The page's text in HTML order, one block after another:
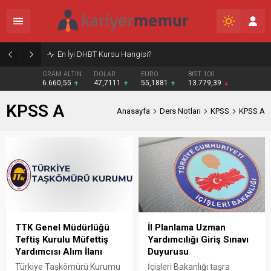
En İyi DHBT Kursu Hangisi?
GRAM ALTIN
6.660,55
DOLAR
47,7111
EURO
55,1881
BIST 100
13.779,39
KPSS A Anasayfa Ders Notları KPSS KPSS A
TTK Genel Müdürlüğü
Teftiş Kurulu Müfettiş
Yardımcısı Alım İlanı
Türkiye Taşkömürü Kurumu
İl Planlama Uzman
Yardımcılığı Giriş Sınavı
Duyurusu
İçişleri Bakanlığı taşra